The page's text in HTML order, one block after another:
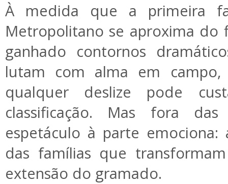
À medida que a primeira
Metropolitano se aproxima do
ganhado contornos
lutam com alma em
qualquer deslize pode
classificação. Mas fora
espetáculo à parte emociona:
das famílias que
extensão do gramado.